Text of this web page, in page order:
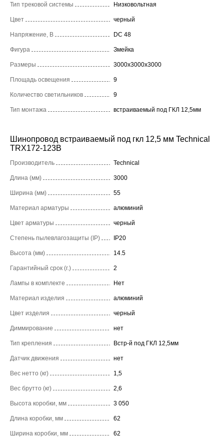
Тип трековой системы Низковольтная
Цвет черный
Напряжение, В DC 48
Фигура Змейка
Размеры 3000x3000x3000
Площадь освещения 9
Количество светильников 9
Тип монтажа встраиваемый под ГКЛ 12,5мм
Шинопровод встраиваемый под гкл 12,5 мм Technical
TRX172-123B
Производитель Technical
Длина (мм) 3000
Ширина (мм) 55
Материал арматуры алюминий
Цвет арматуры черный
Степень пылевлагозащиты (IP) IP20
Высота (мм) 14.5
Гарантийный срок (г.) 2
Лампы в комплекте Нет
Материал изделия алюминий
Цвет изделия черный
Диммирование нет
Тип крепления Встр-й под ГКЛ 12,5мм
Датчик движения нет
Вес нетто (кг) 1,5
Вес брутто (кг) 2,6
Высота коробки, мм 3 050
Длина коробки, мм 62
Ширина коробки, мм 62